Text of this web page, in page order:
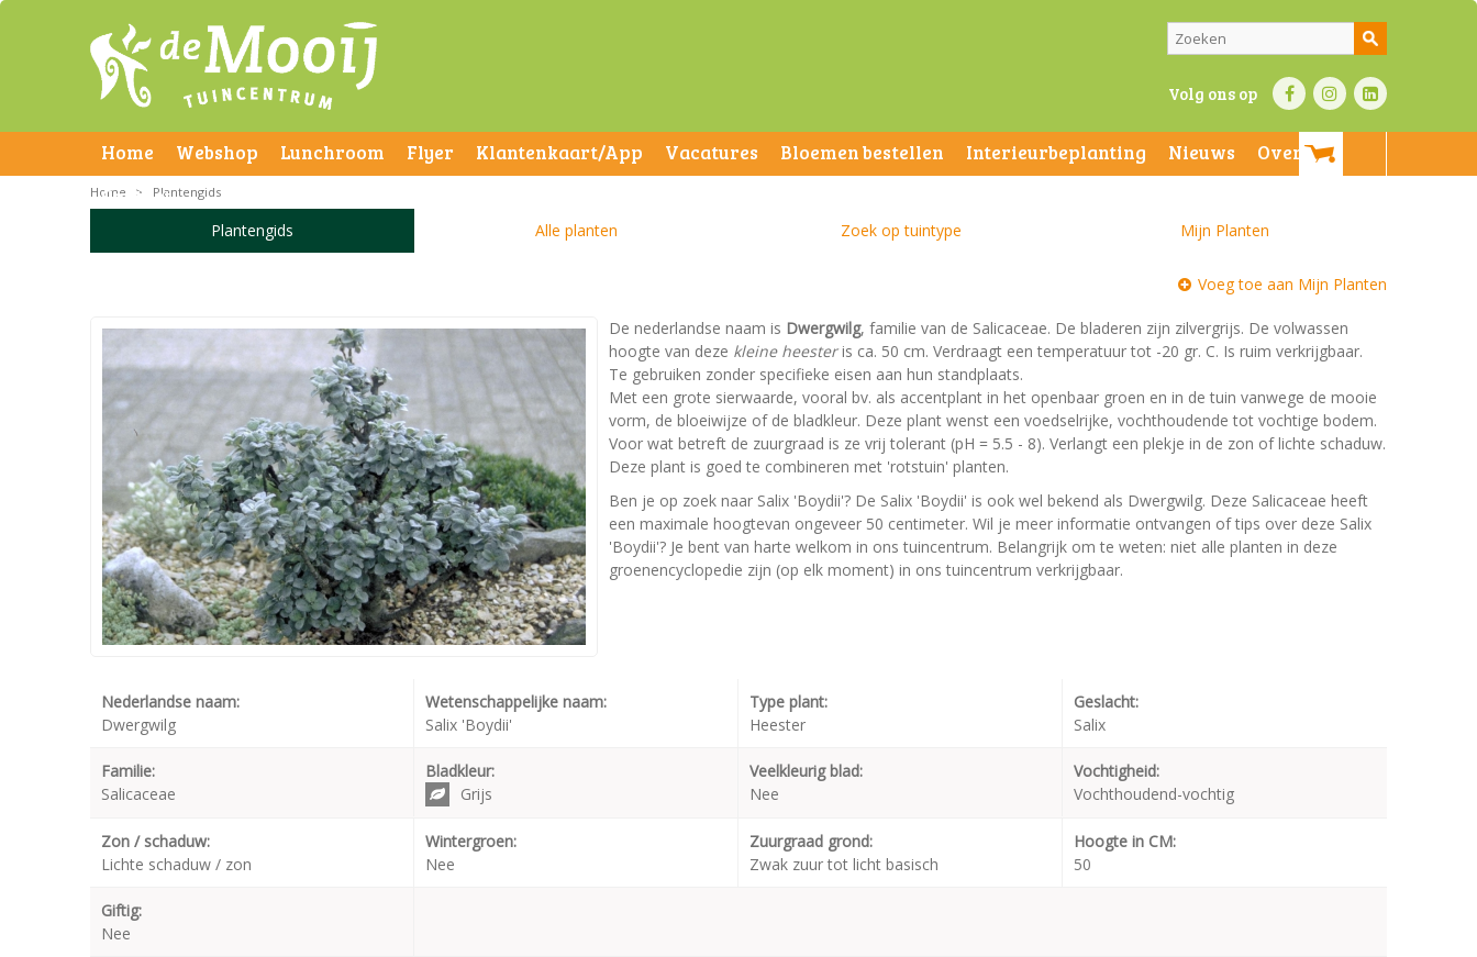
Volg ons op
Home Webshop Lunchroom Flyer Klantenkaart/App Vacatures Bloemen bestellen Interieurbeplanting Nieuws
Over ons
Contact
Home > Plantengids
Plantengids Alle planten Zoek op tuintype Mijn Planten
Voeg toe aan Mijn Planten
De nederlandse naam is Dwergwilg, familie van de Salicaceae. De bladeren zijn zilvergrijs. De volwassen
hoogte van deze kleine heesteris ca. 50 cm. Verdraagt een temperatuur tot -20 gr. C. Is ruim verkrijgbaar.
Te gebruiken zonder specifieke eisen aan hun standplaats.
Met een grote sierwaarde, vooral bv. als accentplant in het openbaar groen en in de tuin vanwege de mooie
vorm, de bloeiwijze of de bladkleur. Deze plant wenst een voedselrijke, vochthoudende tot vochtige bodem.
Voor wat betreft de zuurgraad is ze vrij tolerant (pH = 5.5 - 8). Verlangt een plekje in de zon of lichte schaduw.
Deze plant is goed te combineren met 'rotstuin' planten.
Ben je op zoek naar Salix 'Boydii'? De Salix 'Boydii' is ook wel bekend als Dwergwilg. Deze Salicaceae heeft
een maximale hoogtevan ongeveer 50 centimeter. Wil je meer informatie ontvangen of tips over deze Salix
'Boydii'? Je bent van harte welkom in ons tuincentrum. Belangrijk om te weten: niet alle planten in deze
groenencyclopedie zijn (op elk moment) in ons tuincentrum verkrijgbaar.
Nederlandse naam:
Dwergwilg
Wetenschappelijke naam:
Salix 'Boydii'
Type plant:
Heester
Geslacht:
Salix
Familie:
Salicaceae
Bladkleur:
Grijs
Veelkleurig blad:
Nee
Vochtigheid:
Vochthoudend-vochtig
Zon / schaduw:
Lichte schaduw / zon
Wintergroen:
Nee
Zuurgraad grond:
Zwak zuur tot licht basisch
Hoogte in CM:
50
Giftig:
Nee